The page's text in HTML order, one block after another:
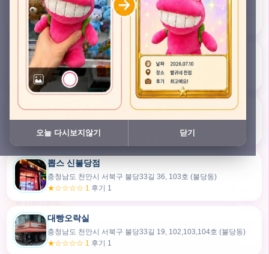
★★★★★ 4.7후기 47
픽스팟 불당점
충청남도 천안시 서북구 불당33길 47, 106호 (불당동)
★☆☆☆☆ 1 후기 1
쿠보 신불당점
충청남도 천안시 서북구 불당33길 35, 105호 (불당동)
★★★☆☆ 2.5후기 2
뽑스 신불당점
충청남도 천안시 서북구 불당33길 36, 103호 (불당동)
★☆☆☆☆ 1 후기 1
대빵오락실
충청남도 천안시 서북구 불당33길 19, 102,103,104호 (불당동)
★☆☆☆☆ 1 후기 1
30m
내위치
💬 카톡대화방
오늘 다시보지않기 닫기